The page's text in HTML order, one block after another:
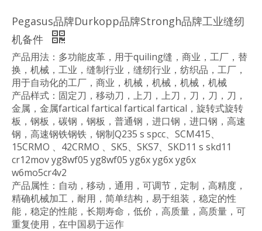
Pegasus品牌Durkopp品牌Strongh品牌工业缝纫
机备件
产品用法：多功能皮革，用于quiling缝，商业，工厂，替
换，机械，工业，缝制行业，缝纫行业，纺织品，工厂，
用于自动化的工厂，商业，机械，机械，机械，机械
产品样式：固定刀，移动刀，上刀，上刀，刀，刀，刀，
金属，金属fartical fartical fartical fartical，旋转式旋转
板，钢板，碳钢，钢板，普通钢，进口钢，进口钢，高速
钢，高速钢铁钢铁，钢制Q235 s spcc、SCM415、
15CRMO 、42CRMO 、SK5、SKS7、SKD11 s skd11
cr12mov yg8wf05 yg8wf05 yg6x yg6x yg6x
w6mo5cr4v2
产品属性：自动，移动，通用，可调节，定制，高精度，
精确机械加工，耐用，简单结构，易于组装，稳定的性
能，稳定的性能，长期寿命，低价，高质量，高质量，可
重复使用，在中国易于运作